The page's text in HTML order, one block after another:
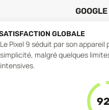
GLOBALE
Le Pixel 9 séduit par son
simplicité, malgré quelques
intensives.